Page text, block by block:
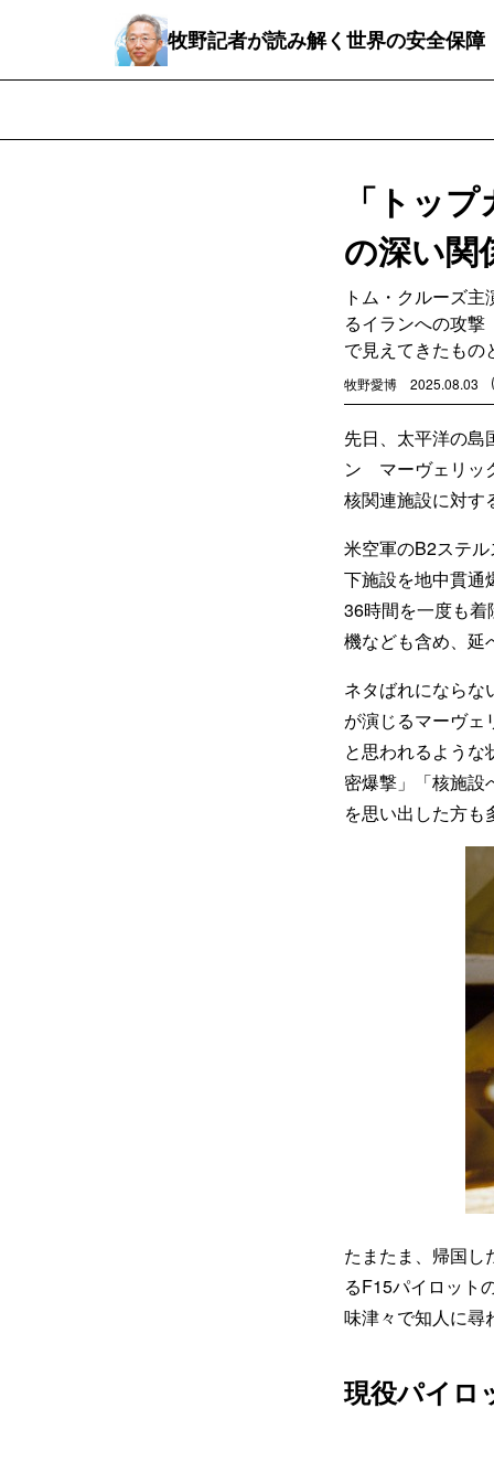
牧野記者が読み解く世界の安全保障
「トッ
の深い
トム・クルーズ
るイランへの攻
で見えてきたもの
牧野愛博 2025.08.03
先日、太平洋の島
ン マーヴェリッ
核関連施設に対す
米空軍のB2ステ
下施設を地中貫通
36時間を一度も
機なども含め、延
ネタばれになら
が演じるマーヴェ
と思われるよう
密爆撃」「核施設
を思い出した方も
たまたま、帰国
るF15パイロット
味津々で知人に尋
現役パイ